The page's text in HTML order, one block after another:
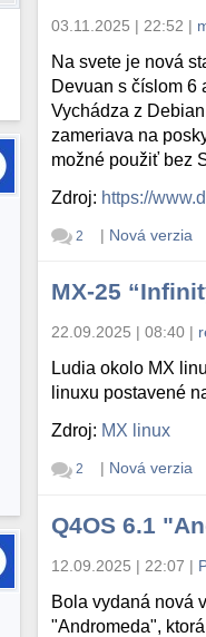
03.11.2025 | 22:52 |
Na svete je nová
Devuan s číslom 6
Vychádza z
zameriava na
možné použiť bez
Zdroj: https://
2 | Nová verzia
MX-25
22.09.2025 | 08:40 |
Ludia okolo MX
linuxu postavené
Zdroj: MX linux
2 | Nová verzia
Q4OS 6.1
12.09.2025 | 22:07 |
Bola vydaná nová
"Andromeda",